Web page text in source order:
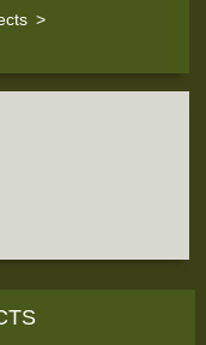
>